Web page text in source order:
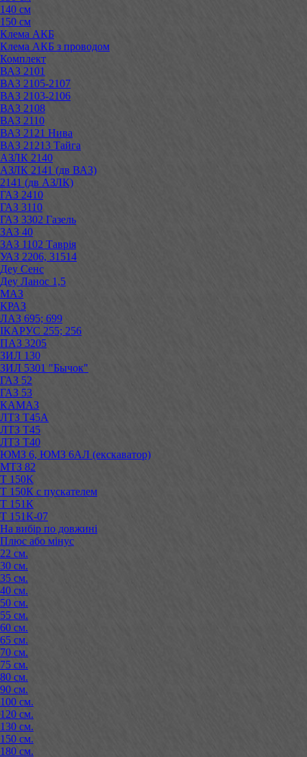
140 см
150 см
Клема АКБ
Клема АКБ з проводом
Комплект
ВАЗ 2101
ВАЗ 2105-2107
ВАЗ 2103-2106
ВАЗ 2108
ВАЗ 2110
ВАЗ 2121 Нива
ВАЗ 21213 Тайга
АЗЛК 2140
АЗЛК 2141 (дв ВАЗ)
2141 (дв АЗЛК)
ГАЗ 2410
ГАЗ 3110
ГАЗ 3302 Газель
ЗАЗ 40
ЗАЗ 1102 Таврія
УАЗ 2206, 31514
Деу Сенс
Деу Ланос 1,5
МАЗ
КРАЗ
ЛАЗ 695; 699
ІКАРУС 255; 256
ПАЗ 3205
ЗИЛ 130
ЗИЛ 5301 "Бычок"
ГАЗ 52
ГАЗ 53
КАМАЗ
ЛТЗ Т45А
ЛТЗ Т45
ЛТЗ Т40
ЮМЗ 6, ЮМЗ 6АЛ (екскаватор)
МТЗ 82
Т 150К
Т 150К с пускателем
Т 151К
Т 151К-07
На вибір по довжині
Плюс або мінус
22 см.
30 см.
35 см.
40 см.
50 см.
55 см.
60 см.
65 см.
70 см.
75 см.
80 см.
90 см.
100 см.
120 см.
130 см.
150 см.
180 см.